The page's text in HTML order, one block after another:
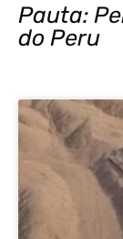
Pauta:
do Peru